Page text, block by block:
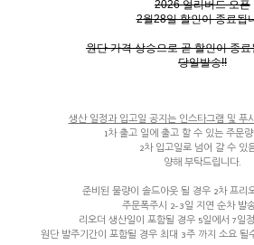
2026 얼리버드 오픈
2월28일 할인이 종료됩
원단 가격 상승으로 곧 할인이 종
당일발송!!
생산 일정과 입고일 공지는 인스타그램 및 푸
1차 출고 일에 출고 할 수 있는 주문
2차 입고일로 넘어 갈 수 있
양해 부탁드립니다.
준비된 물량이 솔드아웃 될 경우 2차 프리
주문폭주시 2-3일 지연 순차 발
리오더 생산일이 포함될 경우 5일에서 7일
원단 발주기간이 포함될 경우 최대 3주 까지 소요 될